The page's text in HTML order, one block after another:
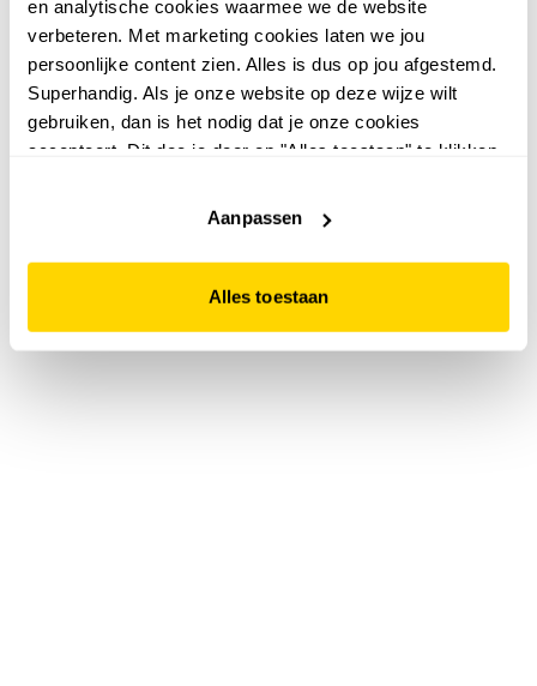
en analytische cookies waarmee we de website
verbeteren. Met marketing cookies laten we jou
persoonlijke content zien. Alles is dus op jou afgestemd.
Superhandig. Als je onze website op deze wijze wilt
gebruiken, dan is het nodig dat je onze cookies
accepteert. Dit doe je door op "Alles toestaan" te klikken.
website niet optimaal functioneert.
Aanpassen
Alles toestaan